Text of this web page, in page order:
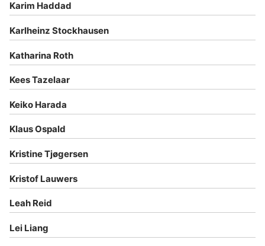
Karim Haddad
Karlheinz Stockhausen
Katharina Roth
Kees Tazelaar
Keiko Harada
Klaus Ospald
Kristine Tjøgersen
Kristof Lauwers
Leah Reid
Lei Liang